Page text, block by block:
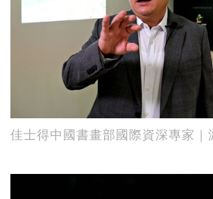
佳士得中國書畫部國際資深專家｜